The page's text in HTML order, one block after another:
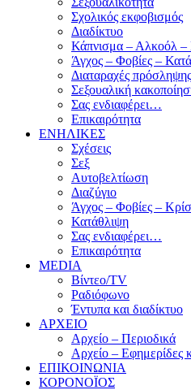
Σχολικός εκφοβισμός
Διαδίκτυο
Κάπνισμα – Αλκοόλ –
Άγχος – Φοβίες –
Διαταραχές
Σεξουαλική
Σας ενδιαφέρει…
Επικαιρότητα
ΕΝΗΛΙΚΕΣ
Σχέσεις
Σεξ
Αυτοβελτίωση
Διαζύγιο
Άγχος – Φοβίες –
Κατάθλιψη
Σας ενδιαφέρει…
Επικαιρότητα
MEDIA
Βίντεο/TV
Ραδιόφωνο
Έντυπα και διαδίκτυο
ΑΡΧΕΙΟ
Αρχείο – Περιοδικά
Αρχείο – Εφημερίδες
ΕΠΙΚΟΙΝΩΝΙΑ
ΚΟΡΟΝΟΪΟΣ